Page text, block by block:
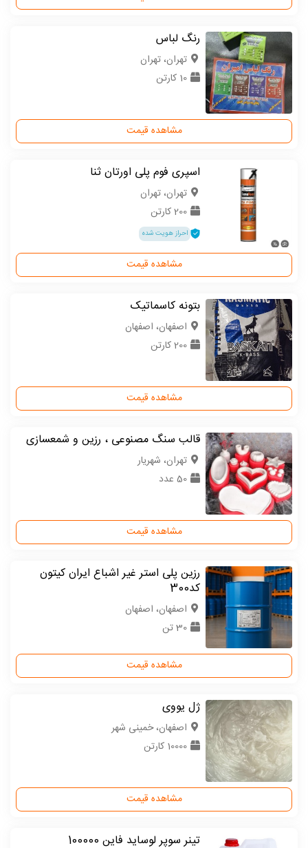
رنگ لباس
تهران، تهران
10 کارتن
مشاهده قیمت
اسپری فوم پلی اورتان ثنا
تهران، تهران
200 کارتن
احراز هویت شده
مشاهده قیمت
بتونه کاسماتیک
اصفهان، اصفهان
200 کارتن
مشاهده قیمت
قالب سنگ مصنوعی ، رزین و شمعسازی
تهران، شهریار
50 عدد
مشاهده قیمت
رزین پلی استر غیر اشباع ایران کیتون
کد300
اصفهان، اصفهان
30 تن
مشاهده قیمت
ژل یووی
اصفهان، خمینی شهر
10000 کارتن
مشاهده قیمت
تینر سوپر لوساید فاین 100000